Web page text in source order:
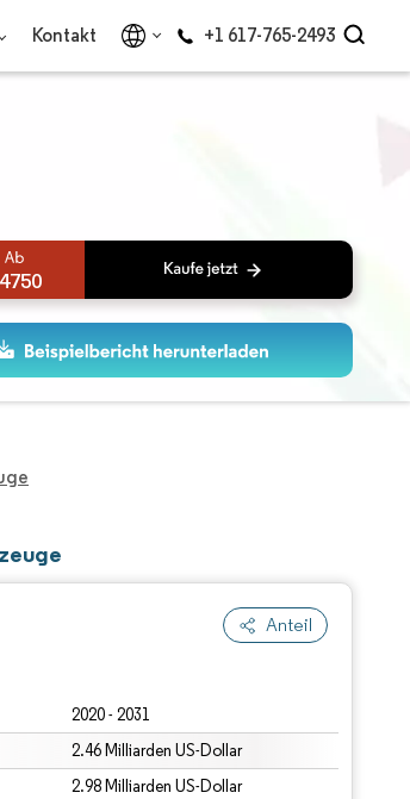
Kontakt +1 617-765-2493
4750
Anteil
2020 - 2031
2.46 Milliarden US-Dollar
2.98 Milliarden US-Dollar